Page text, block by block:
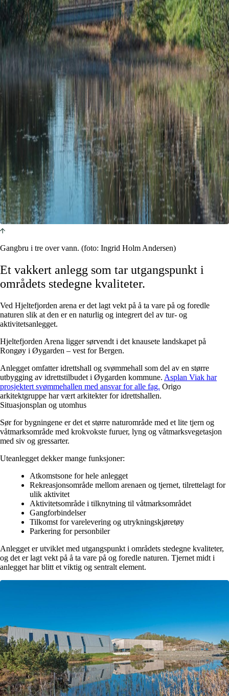
Gangbru i tre over vann. (foto: Ingrid Holm Andersen)
Et vakkert anlegg som tar utgangspunkt i
områdets stedegne kvaliteter.
Ved Hjeltefjorden arena er det lagt vekt på å ta vare på og foredle
naturen slik at den er en naturlig og integrert del av tur- og
aktivitetsanlegget.
Hjeltefjorden Arena ligger sørvendt i det knausete landskapet på
Rongøy i Øygarden – vest for Bergen.
Anlegget omfatter idrettshall og svømmehall som del av en større
utbygging av idrettstilbudet i Øygarden kommune. Asplan Viak har
prosjektert svømmehallen med ansvar for alle fag. Origo
arkitektgruppe har vært arkitekter for idrettshallen.
Situasjonsplan og utomhus
Sør for bygningene er det et større naturområde med et lite tjern og
våtmarksområde med krokvokste furuer, lyng og våtmarksvegetasjon
med siv og gressarter.
Uteanlegget dekker mange funksjoner:
Atkomstsone for hele anlegget
Rekreasjonsområde mellom arenaen og tjernet, tilrettelagt for
ulik aktivitet
Aktivitetsområde i tilknytning til våtmarksområdet
Gangforbindelser
Tilkomst for varelevering og utrykningskjøretøy
Parkering for personbiler
Anlegget er utviklet med utgangspunkt i områdets stedegne kvaliteter,
og det er lagt vekt på å ta vare på og foredle naturen. Tjernet midt i
anlegget har blitt et viktig og sentralt element.